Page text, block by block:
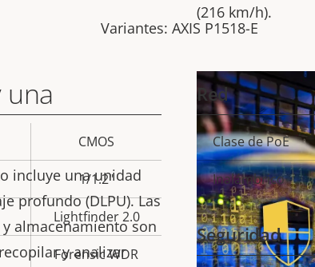
(216 km/h).
una
incluye una unidad
profundo (DLPU). Las
almacenamiento son
y analizar
Variantes: AXIS P1518-E
CMOS
1/1.2"
Lightfinder 2.0
Forensic WDR
Red
Descripción
de
propiedad
Clase de PoE
Inalámbrico
Seguridad